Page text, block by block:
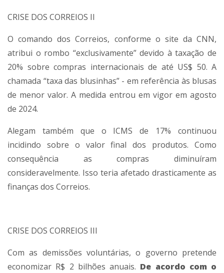
CRISE DOS CORREIOS II
O comando dos Correios, conforme o site da CNN,
atribui o rombo “exclusivamente” devido à taxação de
20% sobre compras internacionais de até US$ 50. A
chamada “taxa das blusinhas” - em referência às blusas
de menor valor. A medida entrou em vigor em agosto
de 2024.
Alegam também que o ICMS de 17% continuou
incidindo sobre o valor final dos produtos. Como
consequência as compras diminuíram
consideravelmente. Isso teria afetado drasticamente as
finanças dos Correios.
CRISE DOS CORREIOS III
Com as demissões voluntárias, o governo pretende
economizar R$ 2 bilhões anuais. De acordo com o